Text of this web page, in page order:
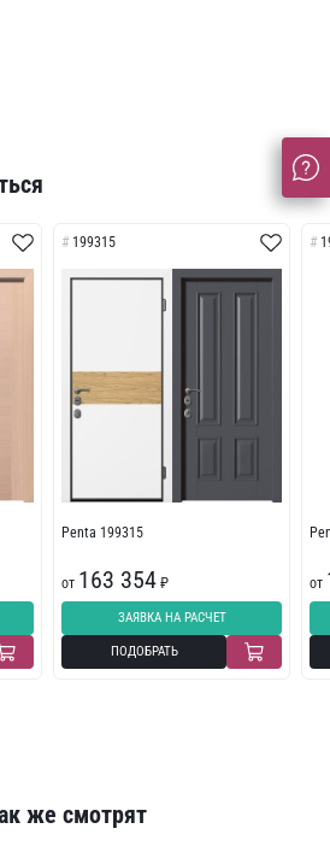
199315
Penta 199315
от 163 354 ₽
ЗАЯВКА НА РАСЧЕТ
ПОДОБРАТЬ
от
же смотрят